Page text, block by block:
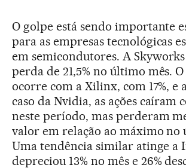
O golpe está sendo importante
para as empresas tecnológicas
em semicondutores. A
perda de 21,5% no último mês.
ocorre com a Xilinx, com 17%, e
caso da Nvidia, as ações caíram
neste período, mas perderam
valor em relação ao máximo no
Uma tendência similar atinge a
depreciou 13% no mês e 26%